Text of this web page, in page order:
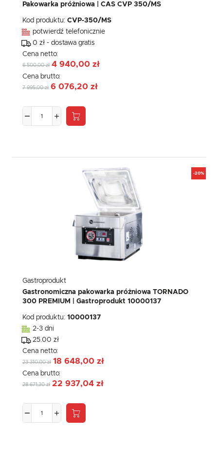
Pakowarka próżniowa | CAS CVP 350/MS
Kod produktu: CVP-350/MS
potwierdź telefonicznie
0 zł - dostawa gratis
Cena netto:
6 500,00 zł 4 940,00 zł
Cena brutto:
7 995,00 zł 6 076,20 zł
-20%
Gastroprodukt
Gastronomiczna pakowarka próżniowa TORNADO
300 PREMIUM | Gastroprodukt 10000137
Kod produktu: 10000137
2-3 dni
25.00 zł
Cena netto:
23 310,00 zł 18 648,00 zł
Cena brutto:
28 671,30 zł 22 937,04 zł